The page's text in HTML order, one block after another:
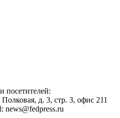
посетителей:
Полковая, д. 3, стр. 3, офис 211
news@fedpress.ru